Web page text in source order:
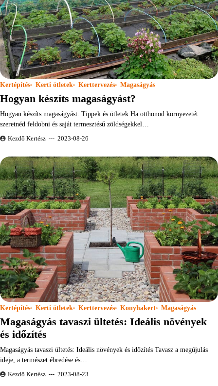
Kertépítés Kerti ötletek Kerttervezés Magaságyás
Hogyan készíts magaságyást?
Hogyan készíts magaságyást: Tippek és ötletek Ha otthonod környezetét
szeretnéd feldobni és saját termesztésű zöldségekkel…
Kezdő Kertész 2023-08-26
Kertépítés Kerti ötletek Kerttervezés Konyhakert Magaságyás
Magaságyás tavaszi ültetés: Ideális növények
és időzítés
Magaságyás tavaszi ültetés: Ideális növények és időzítés Tavasz a megújulás
ideje, a természet ébredése és…
Kezdő Kertész 2023-08-23